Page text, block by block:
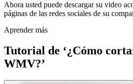
Ahora usted puede descargar su video
páginas de las redes sociales de su
Aprender más
Tutorial de ‘¿Cómo
WMV?’